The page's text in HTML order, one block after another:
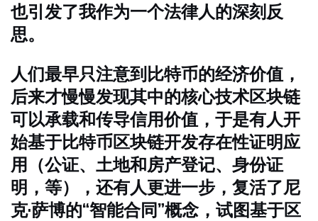
也引发了我作为一个法律人的深刻反
思。
人们最早只注意到比特币的经济价值，
后来才慢慢发现其中的核心技术区块链
可以承载和传导信用价值，于是有人开
始基于比特币区块链开发存在性证明应
用（公证、土地和房产登记、身份证
明，等），还有人更进一步，复活了尼
克·萨博的“智能合同”概念，试图基于区